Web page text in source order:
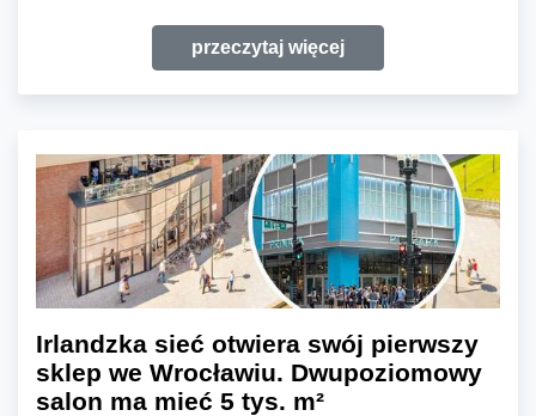
przeczytaj więcej
Irlandzka sieć otwiera swój pierwszy
sklep we Wrocławiu. Dwupoziomowy
salon ma mieć 5 tys. m²